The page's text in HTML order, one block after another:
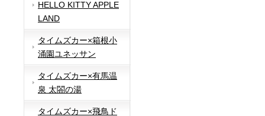
HELLO KITTY APPLE
LAND
タイムズカー×箱根小
涌園ユネッサン
タイムズカー×有馬温
泉 太閤の湯
タイムズカー×飛鳥ド